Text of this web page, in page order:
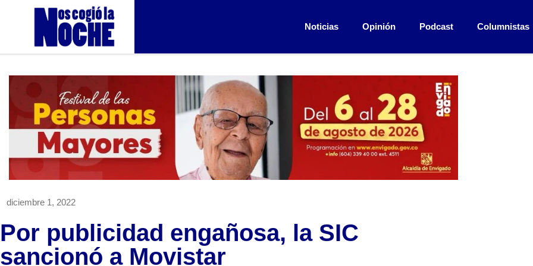
Noticias Opinión Podcast Columnistas
diciembre 1, 2022
Por publicidad engañosa, la SIC
sancionó a Movistar